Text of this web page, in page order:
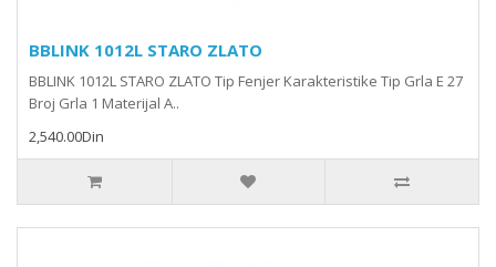
BBLINK 1012L STARO ZLATO
BBLINK 1012L STARO ZLATO Tip Fenjer Karakteristike Tip Grla E 27
Broj Grla 1 Materijal A..
2,540.00Din